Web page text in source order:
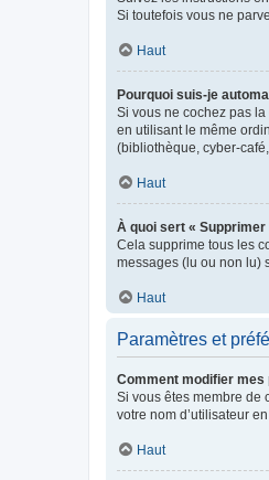
Si toutefois vous ne
Haut
Pourquoi suis-je
Si vous ne cochez pas la
en utilisant le même
(bibliothèque, cyber-
Haut
À quoi sert «
Cela supprime tous les
messages (lu ou non lu)
Haut
Paramètres et
Comment modifier mes
Si vous êtes membre de
votre nom d’utilisateur
Haut